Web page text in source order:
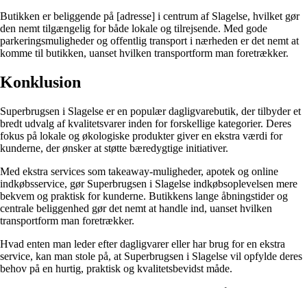
Butikken er beliggende på [adresse] i centrum af Slagelse, hvilket gør
den nemt tilgængelig for både lokale og tilrejsende. Med gode
parkeringsmuligheder og offentlig transport i nærheden er det nemt at
komme til butikken, uanset hvilken transportform man foretrækker.
Konklusion
Superbrugsen i Slagelse er en populær dagligvarebutik, der tilbyder et
bredt udvalg af kvalitetsvarer inden for forskellige kategorier. Deres
fokus på lokale og økologiske produkter giver en ekstra værdi for
kunderne, der ønsker at støtte bæredygtige initiativer.
Med ekstra services som takeaway-muligheder, apotek og online
indkøbsservice, gør Superbrugsen i Slagelse indkøbsoplevelsen mere
bekvem og praktisk for kunderne. Butikkens lange åbningstider og
centrale beliggenhed gør det nemt at handle ind, uanset hvilken
transportform man foretrækker.
Hvad enten man leder efter dagligvarer eller har brug for en ekstra
service, kan man stole på, at Superbrugsen i Slagelse vil opfylde deres
behov på en hurtig, praktisk og kvalitetsbevidst måde.